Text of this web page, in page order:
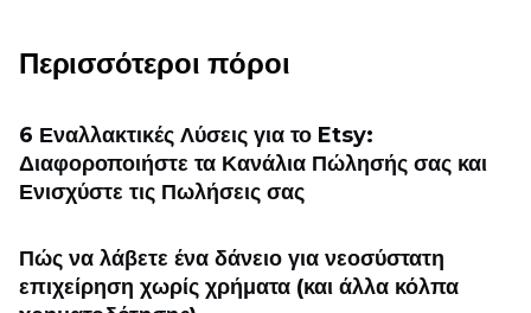
Περισσότεροι πόροι
6 Εναλλακτικές Λύσεις για το Etsy:
Διαφοροποιήστε τα Κανάλια Πώλησής σας και
Ενισχύστε τις Πωλήσεις σας
Πώς να λάβετε ένα δάνειο για νεοσύστατη
επιχείρηση χωρίς χρήματα (και άλλα κόλπα